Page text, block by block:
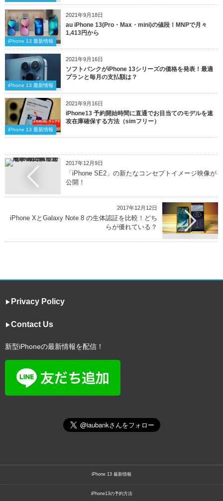
2021年9月18日
iPhone 13 最新情報
au iPhone 13(Pro・Max・mini)の値段！MNPで月々
1,413円から
2021年9月16日
iPhone 13 最新情報
ソフトバンクがiPhone 13シリーズの価格を発表！最適
プランと毎月の支払額は？
2021年9月16日
iPhone 13 最新情報
iPhone13 予約開始時間に直通でお目当てのモデルを速
攻在庫確保する方法（simフリー）
2017年12月9日
「iPhone SE2」の新たなコンセプトイメージ映像が
公開！
2017年12月12日
iPhone XとGalaxy Note 8 の生体認証を比較！どち
らが優れている？
▶︎ Privacy Policy
▶︎Contact Us
新型iPhoneの最新情報を配信！
iPhone 13 最新情報
iPhone13の予約方法